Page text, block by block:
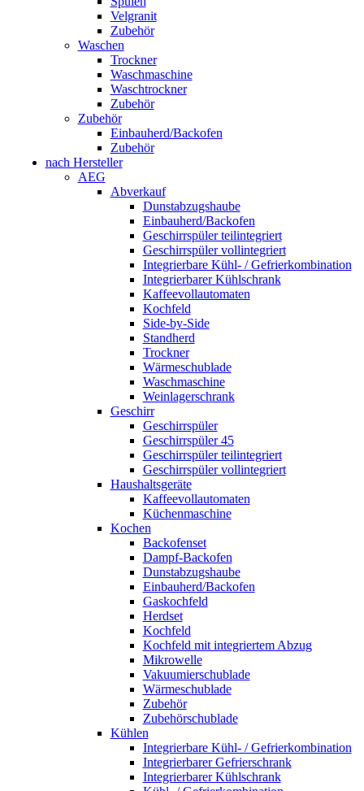
Velgranit
Zubehör
Waschen
Trockner
Waschmaschine
Waschtrockner
Zubehör
Zubehör
Einbauherd/Backofen
Zubehör
nach Hersteller
AEG
Abverkauf
Dunstabzugshaube
Einbauherd/Backofen
Geschirrspüler teilintegriert
Geschirrspüler vollintegriert
Integrierbare Kühl- / Gefrierkombination
Integrierbarer Kühlschrank
Kaffeevollautomaten
Kochfeld
Side-by-Side
Standherd
Trockner
Wärmeschublade
Waschmaschine
Weinlagerschrank
Geschirr
Geschirrspüler
Geschirrspüler 45
Geschirrspüler teilintegriert
Geschirrspüler vollintegriert
Haushaltsgeräte
Kaffeevollautomaten
Küchenmaschine
Kochen
Backofenset
Dampf-Backofen
Dunstabzugshaube
Einbauherd/Backofen
Gaskochfeld
Herdset
Kochfeld
Kochfeld mit integriertem Abzug
Mikrowelle
Vakuumierschublade
Wärmeschublade
Zubehör
Zubehörschublade
Kühlen
Integrierbare Kühl- / Gefrierkombination
Integrierbarer Gefrierschrank
Integrierbarer Kühlschrank